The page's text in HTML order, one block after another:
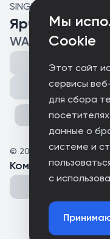
Мы
Cookie
Этот сайт
сервисы
для сбора
данные о
системе и
с
SINGLE
Ярче темноты
WADIMX
© 2026 WTEST
Комментарии(0 )